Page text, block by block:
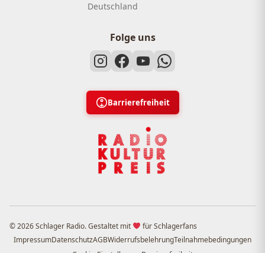
Deutschland
Folge uns
Barrierefreiheit
© 2026 Schlager Radio. Gestaltet mit
für Schlagerfans
ImpressumDatenschutzAGBWiderrufsbelehrungTeilnahmebedingungen